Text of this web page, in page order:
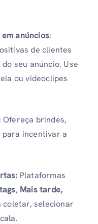
anúncios:
de clientes
seu anúncio. Use
ou videoclipes
: Ofereça brindes,
incentivar a
Plataformas
, Mais tarde,
selecionar